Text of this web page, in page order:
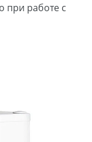
при работе с